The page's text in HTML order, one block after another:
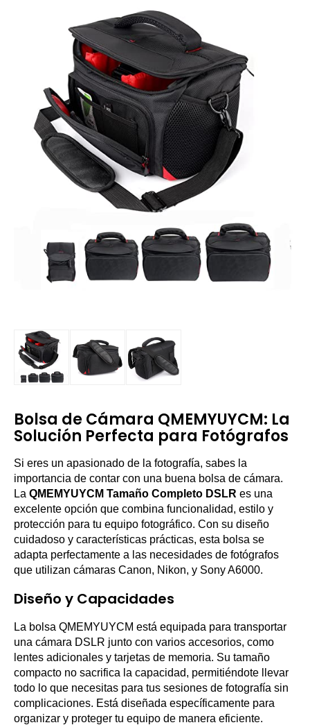
Bolsa de Cámara QMEMYUYCM: La
Solución Perfecta para Fotógrafos
Si eres un apasionado de la fotografía, sabes la
importancia de contar con una buena bolsa de cámara.
La QMEMYUYCM Tamaño Completo DSLR es una
excelente opción que combina funcionalidad, estilo y
protección para tu equipo fotográfico. Con su diseño
cuidadoso y características prácticas, esta bolsa se
adapta perfectamente a las necesidades de fotógrafos
que utilizan cámaras Canon, Nikon, y Sony A6000.
Diseño y Capacidades
La bolsa QMEMYUYCM está equipada para transportar
una cámara DSLR junto con varios accesorios, como
lentes adicionales y tarjetas de memoria. Su tamaño
compacto no sacrifica la capacidad, permitiéndote llevar
todo lo que necesitas para tus sesiones de fotografía sin
complicaciones. Está diseñada específicamente para
organizar y proteger tu equipo de manera eficiente.